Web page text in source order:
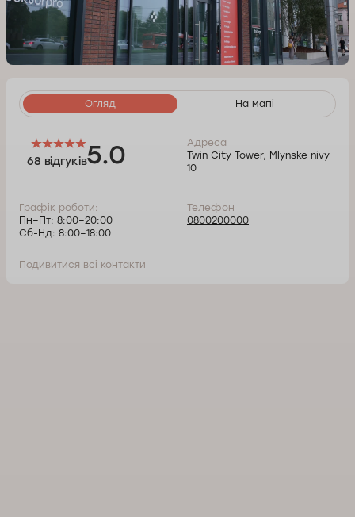
Огляд На мапі
Адреса
Twin City Tower, Mlynske nivy
10
68 відгуків5.0
Телефон
0800200000
Графік роботи:
Пн–Пт: 8:00–20:00
Сб-Нд: 8:00–18:00
Подивитися всі контакти